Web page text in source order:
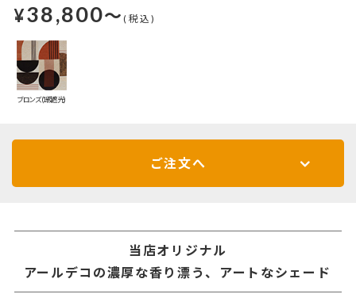
¥38,800～(税込)
ブロンズ(1級遮光)
ご注文へ
当店オリジナル
アールデコの濃厚な香り漂う、アートなシェード